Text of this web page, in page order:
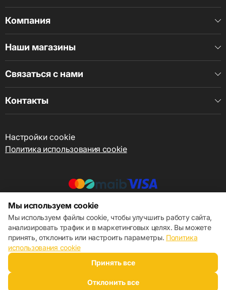
Компания
Наши магазины
Связаться с нами
Контакты
Настройки cookie
Политика использования cookie
© 2013 – 2026 ECOM
Мы используем cookie
Мы используем файлы cookie, чтобы улучшить работу сайта,
анализировать трафик и в маркетинговых целях. Вы можете
принять, отклонить или настроить параметры. Политика
использования cookie
Принять все
Отклонить все